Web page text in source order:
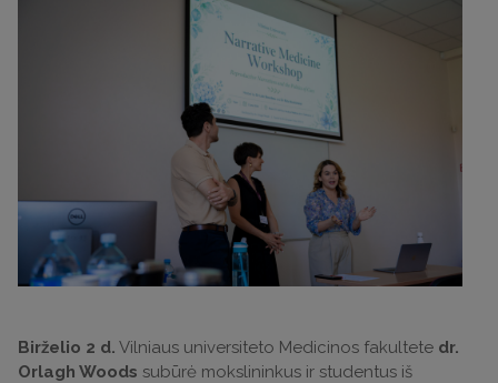
Birželio 2 d. Vilniaus universiteto Medicinos fakultete dr.
Orlagh Woods subūrė mokslininkus ir studentus iš